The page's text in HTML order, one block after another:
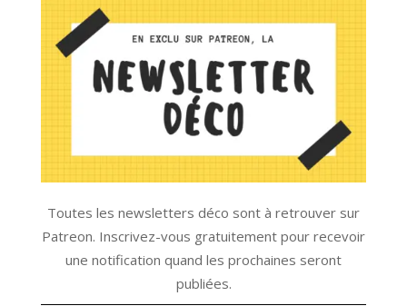
Toutes les newsletters déco sont à retrouver sur
Patreon. Inscrivez-vous gratuitement pour recevoir
une notification quand les prochaines seront
publiées.